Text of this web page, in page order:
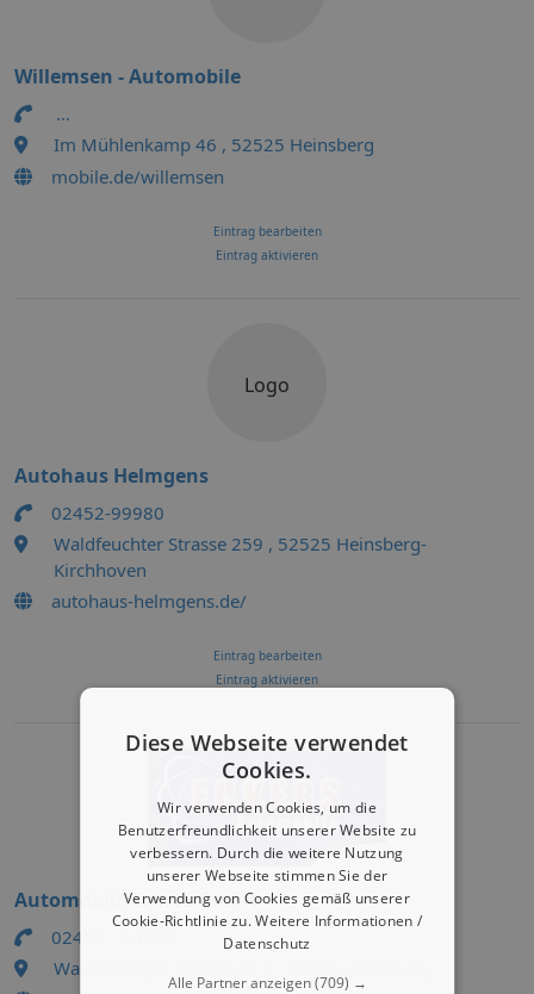
Willemsen - Automobile
...
Im Mühlenkamp 46 , 52525 Heinsberg
mobile.de/willemsen
Eintrag bearbeiten
Eintrag aktivieren
Logo
Autohaus Helmgens
02452-99980
Waldfeuchter Strasse 259 , 52525 Heinsberg-
Kirchhoven
autohaus-helmgens.de/
Eintrag bearbeiten
Eintrag aktivieren
Automobile Eckers GmbH
02452 / 64759
Wassenberger Strasse 117 , 52525 Heinsberg
Diese Webseite verwendet
Cookies.
Wir verwenden Cookies, um die
Benutzerfreundlichkeit unserer Website zu
verbessern. Durch die weitere Nutzung
unserer Webseite stimmen Sie der
Verwendung von Cookies gemäß unserer
Cookie-Richtlinie zu.Weitere Informationen /
Datenschutz
Alle Partner anzeigen(709) →